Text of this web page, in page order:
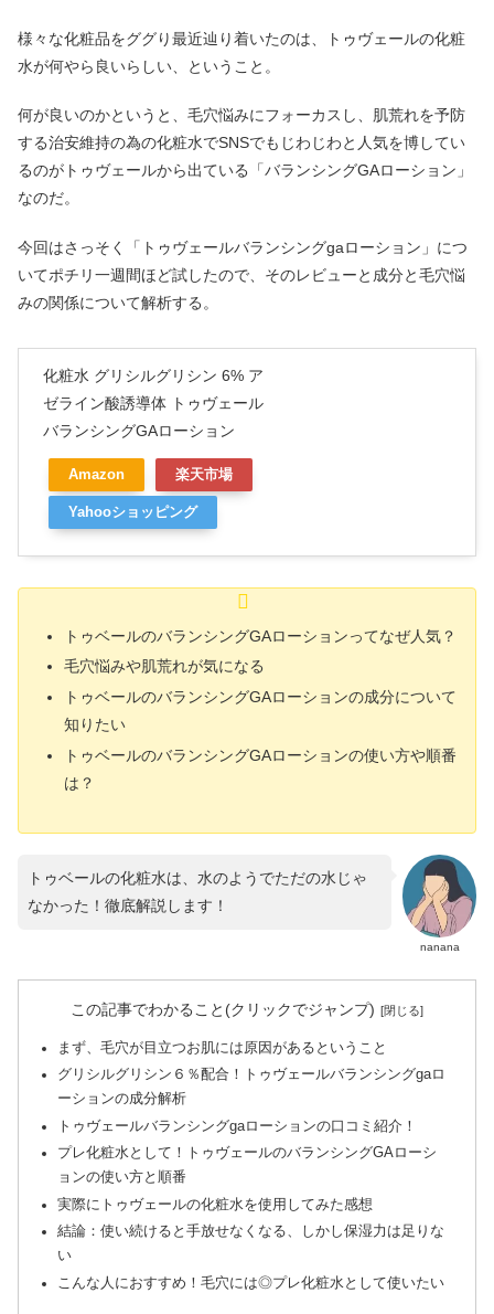
様々な化粧品をググり最近辿り着いたのは、トゥヴェールの化粧
水が何やら良いらしい、ということ。
何が良いのかというと、毛穴悩みにフォーカスし、肌荒れを予防
する治安維持の為の化粧水でSNSでもじわじわと人気を博してい
るのがトゥヴェールから出ている「バランシングGAローション」
なのだ。
今回はさっそく「トゥヴェールバランシングgaローション」につ
いてポチリ一週間ほど試したので、そのレビューと成分と毛穴悩
みの関係について解析する。
化粧水 グリシルグリシン 6% ア
ゼライン酸誘導体 トゥヴェール
バランシングGAローション
Amazon 楽天市場
Yahooショッピング
トゥベールのバランシングGAローションってなぜ人気？
毛穴悩みや肌荒れが気になる
トゥベールのバランシングGAローションの成分について
知りたい
トゥベールのバランシングGAローションの使い方や順番
は？
nanana
トゥベールの化粧水は、水のようでただの水じゃ
なかった！徹底解説します！
この記事でわかること(クリックでジャンプ)
まず、毛穴が目立つお肌には原因があるということ
グリシルグリシン６％配合！トゥヴェールバランシングgaロ
ーションの成分解析
トゥヴェールバランシングgaローションの口コミ紹介！
プレ化粧水として！トゥヴェールのバランシングGAローシ
ョンの使い方と順番
実際にトゥヴェールの化粧水を使用してみた感想
結論：使い続けると手放せなくなる、しかし保湿力は足りな
い
こんな人におすすめ！毛穴には◎プレ化粧水として使いたい